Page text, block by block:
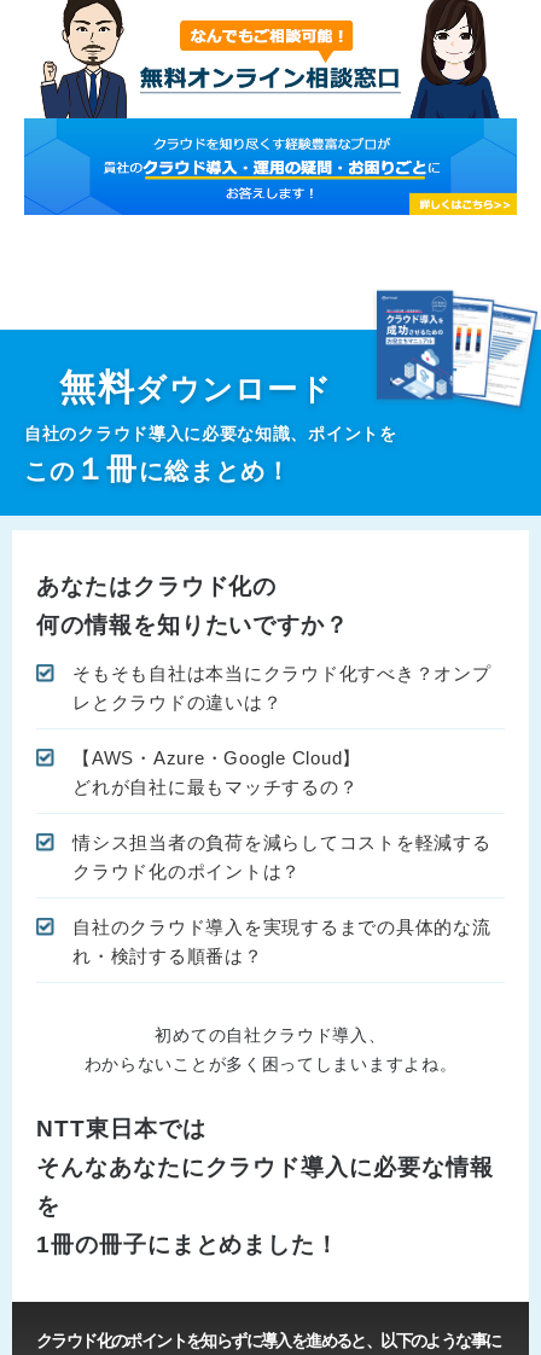
無料ダウンロード
自社のクラウド導入に必要な知識、ポイントを
この １冊に総まとめ！
あなたはクラウド化の
何の情報を知りたいですか？
そもそも自社は本当にクラウド化すべき？オンプ
レとクラウドの違いは？
【AWS・Azure・Google Cloud】
どれが自社に最もマッチするの？
情シス担当者の負荷を減らしてコストを軽減する
クラウド化のポイントは？
自社のクラウド導入を実現するまでの具体的な流
れ・検討する順番は？
初めての自社クラウド導入、
わからないことが多く困ってしまいますよね。
NTT東日本では
そんなあなたにクラウド導入に必要な情報
を
1冊の冊子にまとめました！
クラウド化のポイントを知らずに導入を進めると、以下のような事に